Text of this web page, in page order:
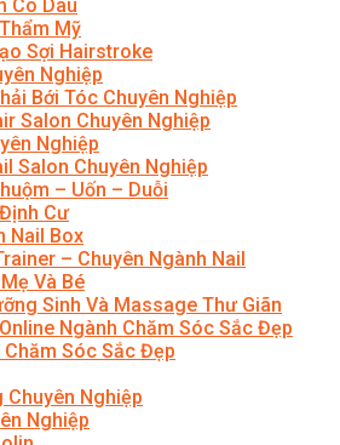
Cô Dâu
Mỹ
Sợi Hairstroke
Nghiệp
Bới Tóc Chuyên Nghiệp
Salon Chuyên Nghiệp
Nghiệp
Salon Chuyên Nghiệp
– Uốn – Duỗi
Cư
Nail Box
– Chuyên Ngành Nail
Và Bé
Sinh Và Massage Thư Giãn
Ngành Chăm Sóc Sắc Đẹp
Sóc Sắc Đẹp
Chuyên Nghiệp
Nghiệp